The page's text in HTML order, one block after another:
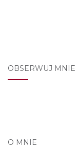
OBSERWUJ MNIE
O MNIE